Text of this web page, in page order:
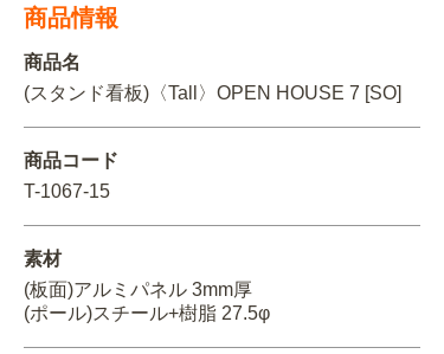
ORIGINAL ORDER
商品情報
商品名
(スタンド看板)〈Tall〉OPEN HOUSE 7 [SO]
商品コード
T-1067-15
素材
(板面)アルミパネル 3mm厚
(ポール)スチール+樹脂 27.5φ